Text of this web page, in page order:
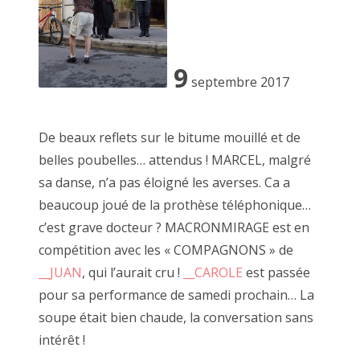
9 septembre 2017
De beaux reflets sur le bitume mouillé et de
belles poubelles… attendus ! MARCEL, malgré
sa danse, n’a pas éloigné les averses. Ca a
beaucoup joué de la prothèse téléphonique…
c’est grave docteur ? MACRONMIRAGE est en
compétition avec les « COMPAGNONS » de
__JUAN, qui l’aurait cru ! __CAROLE est passée
pour sa performance de samedi prochain… La
soupe était bien chaude, la conversation sans
intérêt !
"Pédale Pédale", décembre 2018